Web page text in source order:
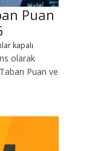
Puan
kapalı
olarak
Puan ve